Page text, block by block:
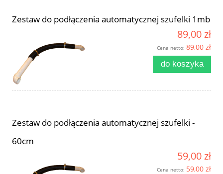
Zestaw do podłączenia automatycznej szufelki 1mb
89,00 zł
Cena netto: 89,00 zł
do koszyka
Zestaw do podłączenia automatycznej szufelki -
60cm
59,00 zł
Cena netto: 59,00 zł